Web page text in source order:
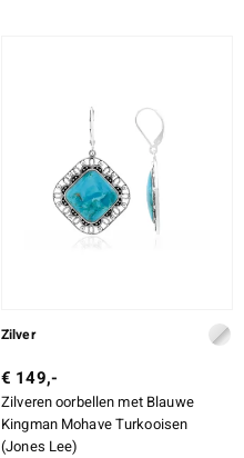
Zilver
€ 149,-
Zilveren oorbellen met Blauwe
Kingman Mohave Turkooisen
(Jones Lee)